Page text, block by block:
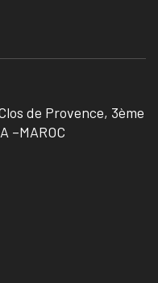
de Provence, 3ème
–MAROC